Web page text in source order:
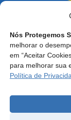
Nós Protegemos
melhorar o
em “Aceitar
para melhorar sua
Política de
Endereço: SCS,
9º Andar CEP
Central de